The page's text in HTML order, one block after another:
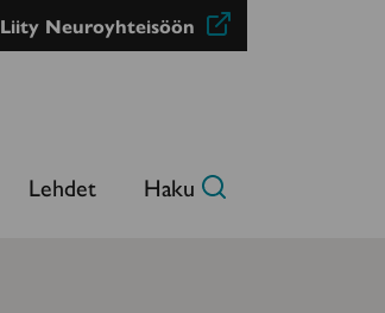
Liity Neuroyhteisöön
Lehdet Haku